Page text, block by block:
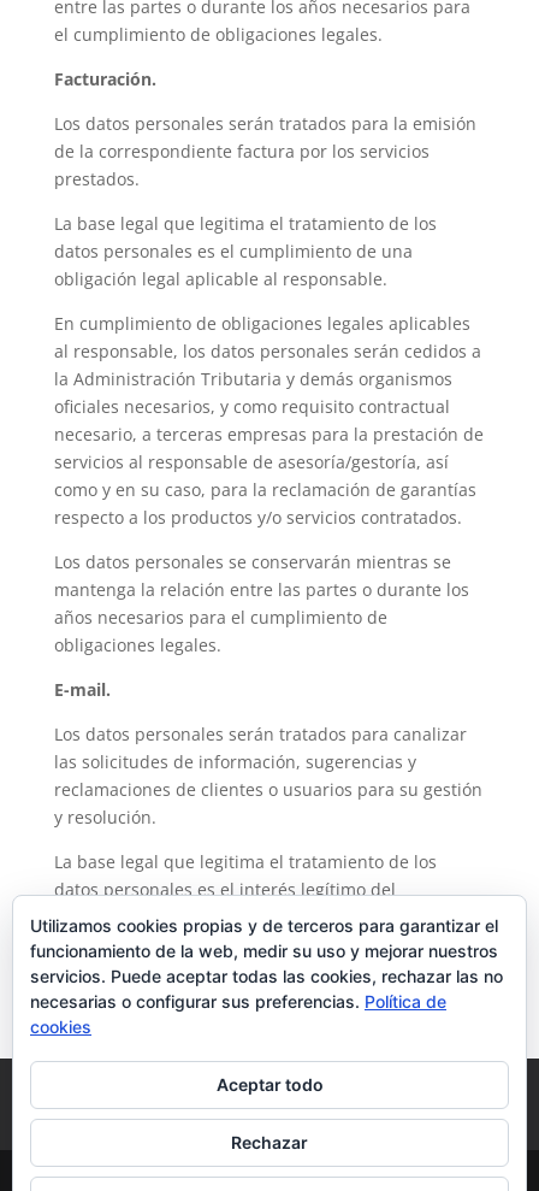
entre las partes o durante los años necesarios para
el cumplimiento de obligaciones legales.
Facturación.
Los datos personales serán tratados para la emisión
de la correspondiente factura por los servicios
prestados.
La base legal que legitima el tratamiento de los
datos personales es el cumplimiento de una
obligación legal aplicable al responsable.
En cumplimiento de obligaciones legales aplicables
al responsable, los datos personales serán cedidos a
la Administración Tributaria y demás organismos
oficiales necesarios, y como requisito contractual
necesario, a terceras empresas para la prestación de
servicios al responsable de asesoría/gestoría, así
como y en su caso, para la reclamación de garantías
respecto a los productos y/o servicios contratados.
Los datos personales se conservarán mientras se
mantenga la relación entre las partes o durante los
años necesarios para el cumplimiento de
obligaciones legales.
E-mail.
Los datos personales serán tratados para canalizar
las solicitudes de información, sugerencias y
reclamaciones de clientes o usuarios para su gestión
y resolución.
La base legal que legitima el tratamiento de los
datos personales es el interés legítimo del
responsable.
Los datos personales se conservarán por un período
de dos años desde el momento en que dejen de
tratarse, sin perjuicio del ejercicio de los derechos
Política de privacidad
Política de cookies
Utilizamos cookies propias y de terceros para garantizar el
funcionamiento de la web, medir su uso y mejorar nuestros
servicios. Puede aceptar todas las cookies, rechazar las no
necesarias o configurar sus preferencias. Política de
cookies
Aceptar todo
Rechazar